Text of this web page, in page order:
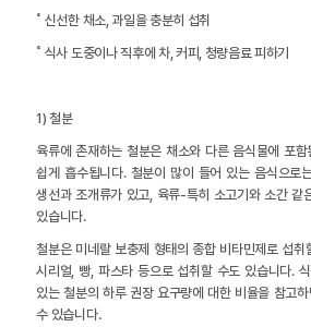
˚ 신선한 채소, 과일을 충분히 섭취
˚ 식사 도중이나 직후에 차, 커피, 청량음료 피하기
1) 철분
육류에 존재하는 철분은 채소와 다른 음식물에 포
쉽게 흡수됩니다. 철분이 많이 들어 있는 음식으로
생선과 조개류가 있고, 육류-특히 소고기와 소간 같
있습니다.
철분은 미네랄 보충제 형태의 종합 비타민제로 섭취
시리얼, 빵, 파스타 등으로 섭취할 수도 있습니다.
있는 철분의 하루 권장 요구량에 대한 비율을 참고
수 있습니다.